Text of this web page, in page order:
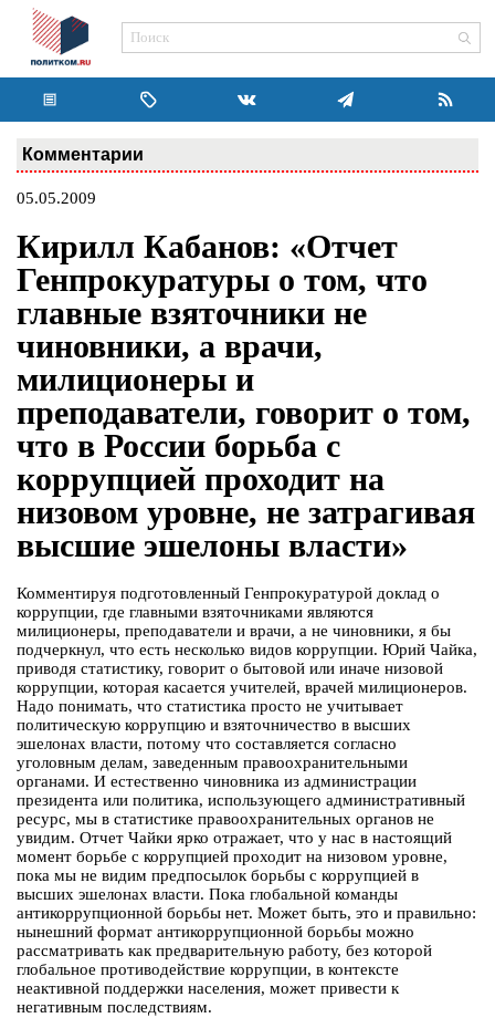
Комментарии
05.05.2009
Кирилл Кабанов: «Отчет
Генпрокуратуры о том, что
главные взяточники не
чиновники, а врачи,
милиционеры и
преподаватели, говорит о том,
что в России борьба с
коррупцией проходит на
низовом уровне, не затрагивая
высшие эшелоны власти»
Комментируя подготовленный Генпрокуратурой доклад о
коррупции, где главными взяточниками являются
милиционеры, преподаватели и врачи, а не чиновники, я бы
подчеркнул, что есть несколько видов коррупции. Юрий Чайка,
приводя статистику, говорит о бытовой или иначе низовой
коррупции, которая касается учителей, врачей милиционеров.
Надо понимать, что статистика просто не учитывает
политическую коррупцию и взяточничество в высших
эшелонах власти, потому что составляется согласно
уголовным делам, заведенным правоохранительными
органами. И естественно чиновника из администрации
президента или политика, использующего административный
ресурс, мы в статистике правоохранительных органов не
увидим. Отчет Чайки ярко отражает, что у нас в настоящий
момент борьбе с коррупцией проходит на низовом уровне,
пока мы не видим предпосылок борьбы с коррупцией в
высших эшелонах власти. Пока глобальной команды
антикоррупционной борьбы нет. Может быть, это и правильно:
нынешний формат антикоррупционной борьбы можно
рассматривать как предварительную работу, без которой
глобальное противодействие коррупции, в контексте
неактивной поддержки населения, может привести к
негативным последствиям.